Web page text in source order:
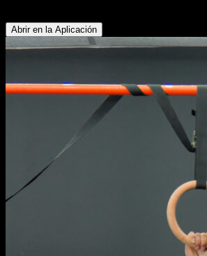
Abrir en la Aplicación